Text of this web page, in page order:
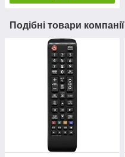
Подібні товари компанії